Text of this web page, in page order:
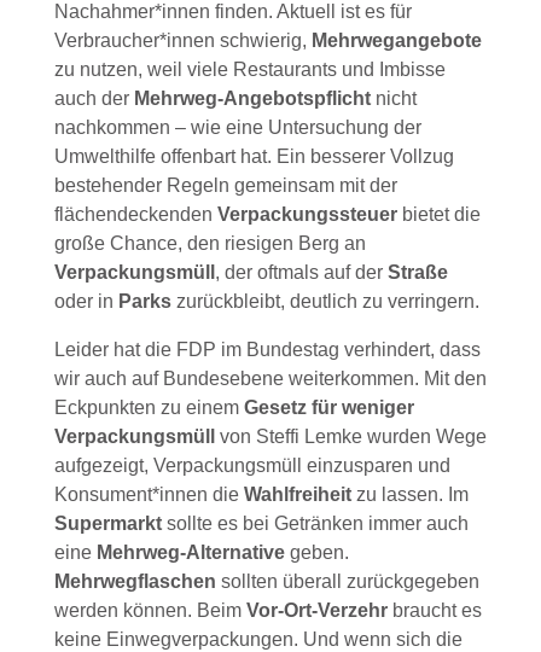
Nachahmer*innen finden. Aktuell ist es für
Verbraucher*innen schwierig, Mehrwegangebote
zu nutzen, weil viele Restaurants und Imbisse
auch der Mehrweg-Angebotspflichtnicht
nachkommen – wie eine Untersuchung der
Umwelthilfe offenbart hat. Ein besserer Vollzug
bestehender Regeln gemeinsam mit der
flächendeckenden Verpackungssteuer bietet die
große Chance, den riesigen Berg an
Verpackungsmüll , der oftmals auf der Straße
oder in Parks zurückbleibt, deutlich zu verringern.
Leider hat die FDP im Bundestag verhindert, dass
wir auch auf Bundesebene weiterkommen. Mit den
Eckpunkten zu einem Gesetz für weniger
Verpackungsmüll von Steffi Lemke wurden Wege
aufgezeigt, Verpackungsmüll einzusparen und
Konsument*innen die Wahlfreiheit zu lassen. Im
Supermarkt sollte es bei Getränken immer auch
eineMehrweg-Alternativegeben.
Mehrwegflaschen sollten überall zurückgegeben
werden können. BeimVor-Ort-Verzehrbraucht es
keine Einwegverpackungen. Und wenn sich die